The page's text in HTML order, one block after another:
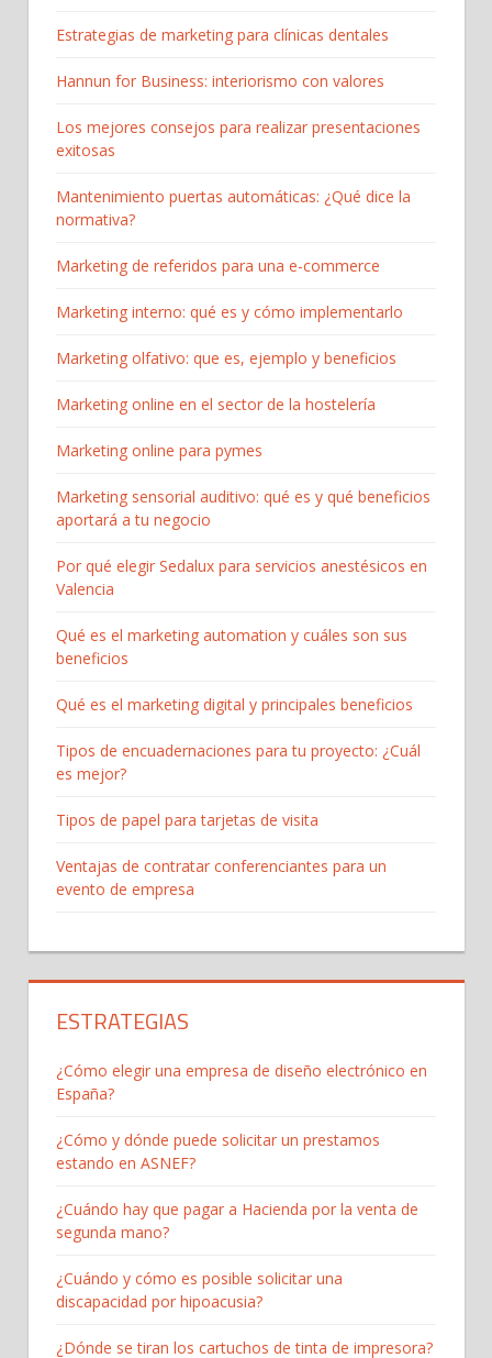
Estrategias de marketing para clínicas dentales
Hannun for Business: interiorismo con valores
Los mejores consejos para realizar presentaciones
exitosas
Mantenimiento puertas automáticas: ¿Qué dice la
normativa?
Marketing de referidos para una e-commerce
Marketing interno: qué es y cómo implementarlo
Marketing olfativo: que es, ejemplo y beneficios
Marketing online en el sector de la hostelería
Marketing online para pymes
Marketing sensorial auditivo: qué es y qué beneficios
aportará a tu negocio
Por qué elegir Sedalux para servicios anestésicos en
Valencia
Qué es el marketing automation y cuáles son sus
beneficios
Qué es el marketing digital y principales beneficios
Tipos de encuadernaciones para tu proyecto: ¿Cuál
es mejor?
Tipos de papel para tarjetas de visita
Ventajas de contratar conferenciantes para un
evento de empresa
ESTRATEGIAS
¿Cómo elegir una empresa de diseño electrónico en
España?
¿Cómo y dónde puede solicitar un prestamos
estando en ASNEF?
¿Cuándo hay que pagar a Hacienda por la venta de
segunda mano?
¿Cuándo y cómo es posible solicitar una
discapacidad por hipoacusia?
¿Dónde se tiran los cartuchos de tinta de impresora?